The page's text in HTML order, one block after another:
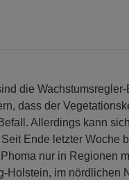
die
dass der
Allerdings kann
Ende letzter Woche
nur in Regionen
Holstein, im nördlichen